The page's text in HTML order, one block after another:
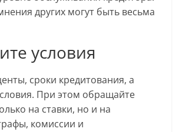
других могут быть весьма
условия
сроки кредитования, а
При этом обращайте
на ставки, но и на
комиссии и